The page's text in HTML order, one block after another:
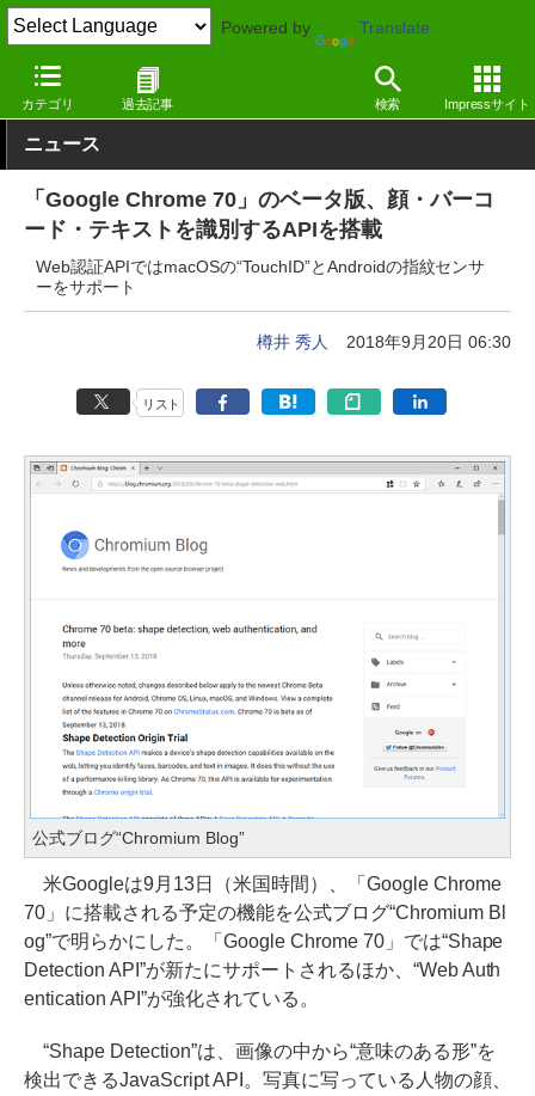
Powered by Translate
カテゴリ 過去記事 検索 Impressサイト
窓の杜 インターネット Windows
ニュース
「Google Chrome 70」のベータ版、顔・バーコ
ード・テキストを識別するAPIを搭載
Web認証APIではmacOSの“TouchID”とAndroidの指紋センサ
ーをサポート
樽井 秀人 2018年9月20日 06:30
リスト
公式ブログ“Chromium Blog”
米Googleは9月13日（米国時間）、「Google Chrome
70」に搭載される予定の機能を公式ブログ“Chromium Bl
og”で明らかにした。「Google Chrome 70」では“Shape
Detection API”が新たにサポートされるほか、“Web Auth
entication API”が強化されている。
“Shape Detection”は、画像の中から“意味のある形”を
検出できるJavaScript API。写真に写っている人物の顔、